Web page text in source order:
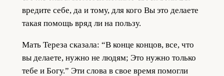
вредите себе, да и тому, для кого Вы это делаете
такая помощь вряд ли на пользу.
Мать Тереза сказала: “В конце концов, все, что
вы делаете, нужно не людям; Это нужно только
тебе и Богу.” Эти слова в свое время помогли